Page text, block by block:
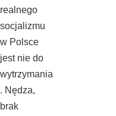
realnego
socjalizmu
w Polsce
jest nie do
wytrzymania
. Nędza,
brak